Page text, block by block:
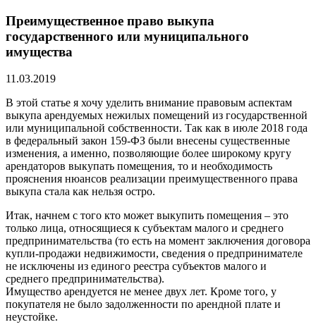
Преимущественное право выкупа
государственного или муниципального
имущества
11.03.2019
В этой статье я хочу уделить внимание правовым аспектам
выкупа арендуемых нежилых помещений из государственной
или муниципальной собственности. Так как в июле 2018 года
в федеральный закон 159-ФЗ были внесены существенные
изменения, а именно, позволяющие более широкому кругу
арендаторов выкупать помещения, то и необходимость
прояснения нюансов реализации преимущественного права
выкупа стала как нельзя остро.
Итак, начнем с того кто может выкупить помещения – это
только лица, относящиеся к субъектам малого и среднего
предпринимательства (то есть на момент заключения договора
купли-продажи недвижимости, сведения о предпринимателе
не исключены из единого реестра субъектов малого и
среднего предпринимательства).
Имущество арендуется не менее двух лет. Кроме того, у
покупателя не было задолженности по арендной плате и
неустойке.